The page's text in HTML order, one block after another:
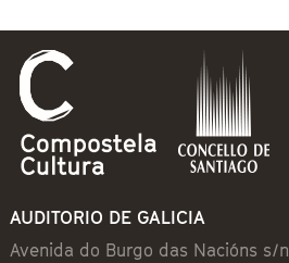
AUDITORIO DE GALICIA
Avenida do Burgo das Nacións s/n